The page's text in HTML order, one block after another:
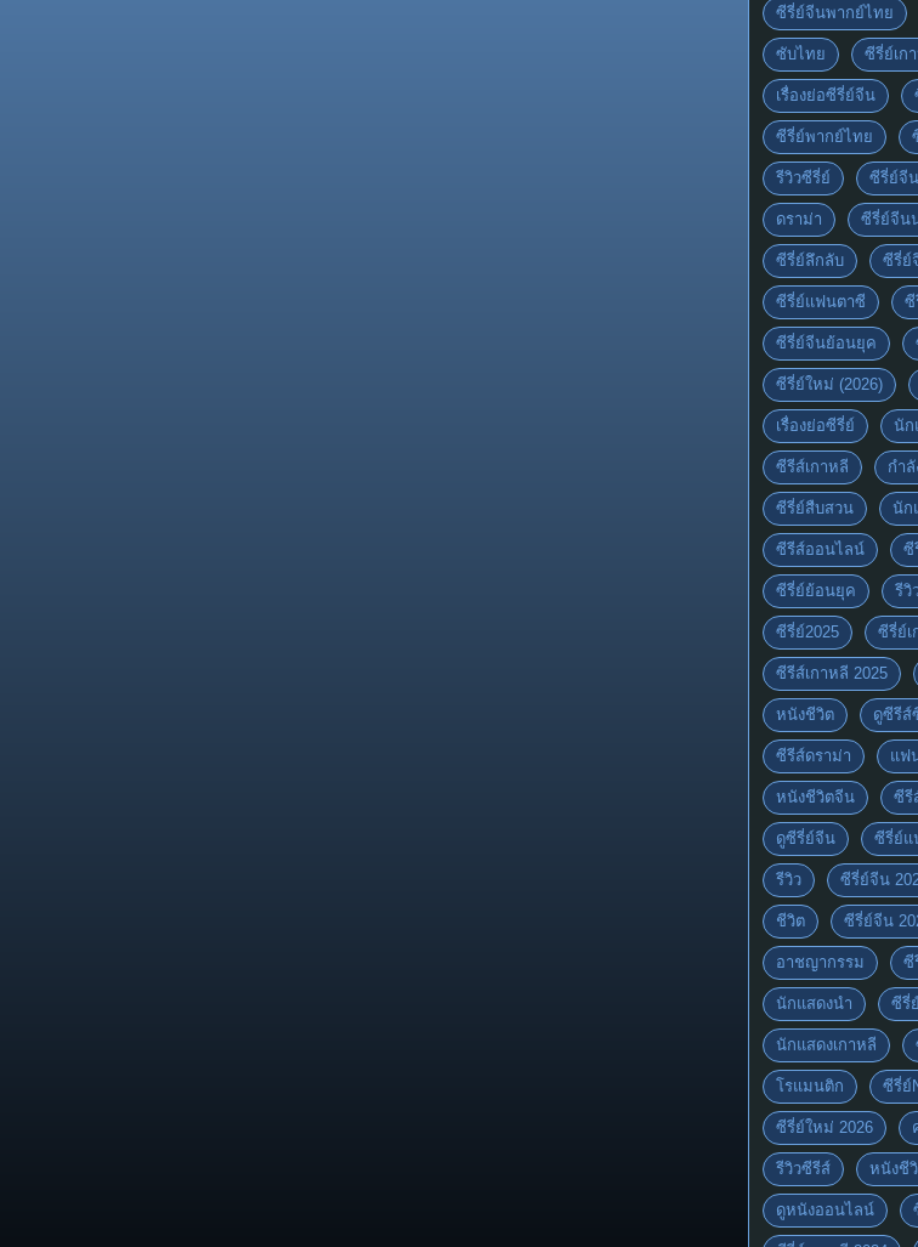
ซีรี่ย์จีนพากย์ไทย
ซับไทย ซีรี่ย์เก
เรื่องย่อซีรี่ย์จีน
ซีรี่ย์พากย์ไทย
รีวิวซีรี่ย์ ซีรี่ย์จี
ดราม่า ซีรี่ย์จีน
ซีรี่ย์ลึกลับ ซีรี่ย์
ซีรี่ย์แฟนตาซี ซี
ซีรี่ย์จีนย้อนยุค
ซีรี่ย์ใหม่ (2026)
เรื่องย่อซีรี่ย์ นัก
ซีรีส์เกาหลี กำ
ซีรี่ย์สืบสวน นัก
ซีรีส์ออนไลน์ ซี
ซีรี่ย์ย้อนยุค รีวิ
ซีรี่ย์2025 ซีรี่ย์เ
ซีรีส์เกาหลี 2025
หนังชีวิต ดูซีรีส์
ซีรีส์ดราม่า แฟ
หนังชีวิตจีน ซีรี
ดูซีรี่ย์จีน ซีรี่ย์แ
รีวิว ซีรี่ย์จีน
ชีวิต ซีรี่ย์จีน
อาชญากรรม ซี
นักแสดงนำ ซีรี่
นักแสดงเกาหลี
โรแมนติก ซีรี่ย์
ซีรี่ย์ใหม่ 2026
รีวิวซีรีส์ หนังชี
ดูหนังออนไลน์